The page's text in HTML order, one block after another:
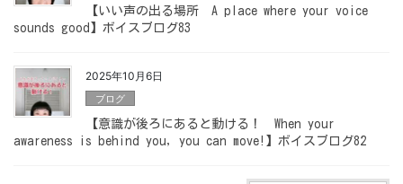
【いい声の出る場所 A place where your voice
sounds good】ボイスブログ83
2025年10月6日
ブログ
【意識が後ろにあると動ける！ When your
awareness is behind you, you can move!】ボイスブログ82